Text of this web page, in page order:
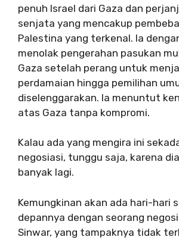
penuh Israel dari Gaza dan
senjata yang mencakup
Palestina yang terkenal. Ia
menolak pengerahan pasukan
Gaza setelah perang untuk
perdamaian hingga pemilihan
diselenggarakan. Ia menuntut
atas Gaza tanpa kompromi.
Kalau ada yang mengira ini
negosiasi, tunggu saja, karena
banyak lagi.
Kemungkinan akan ada hari-hari
depannya dengan seorang
Sinwar, yang tampaknya tidak